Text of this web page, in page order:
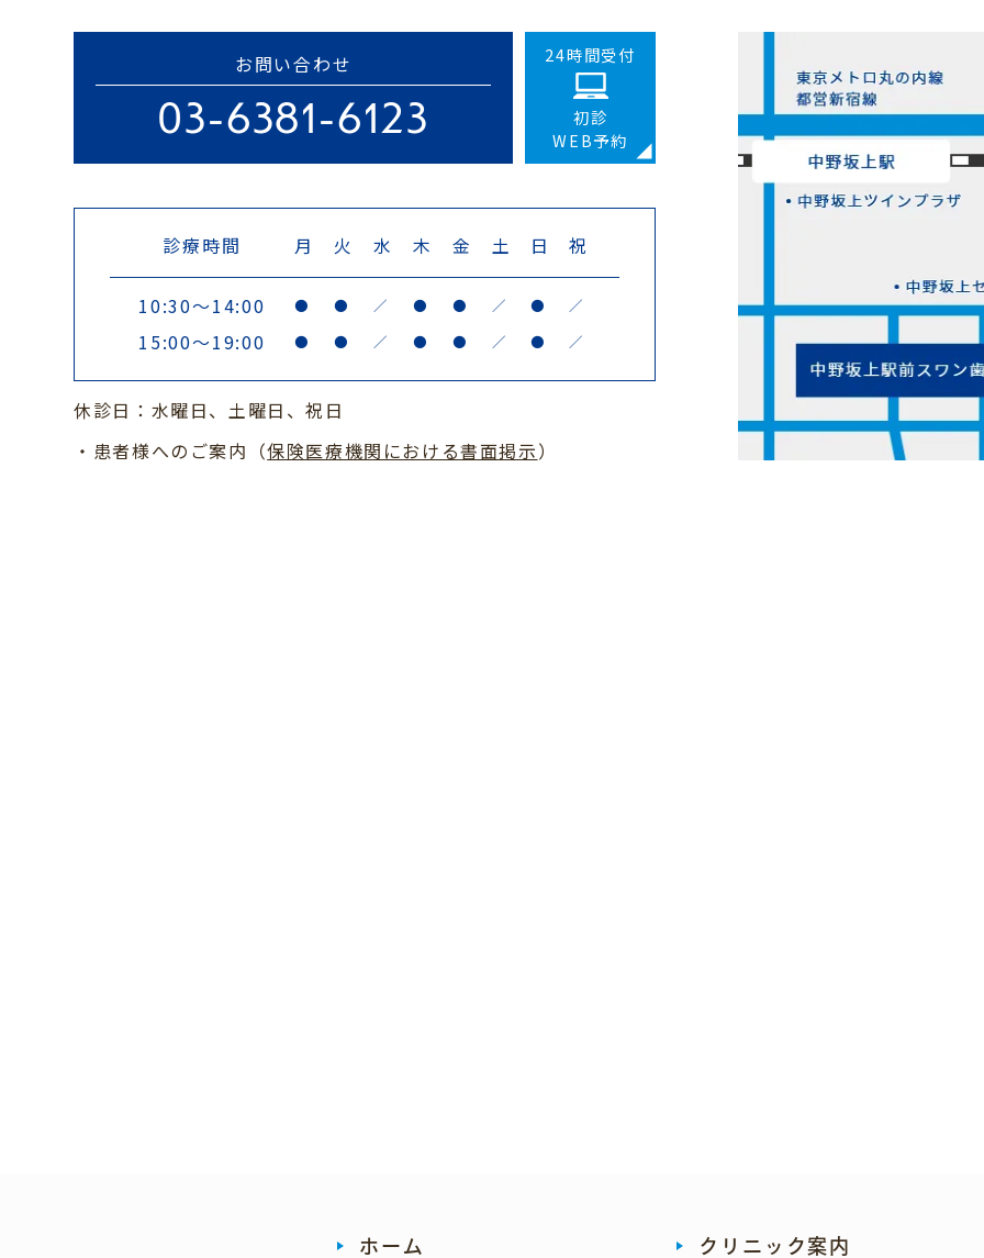
お問い合わせ
03-6381-6123
24時間受付
初診
WEB予約
診療時間 月 火 水 木 金 土 日 祝
10:30～14:00 ● ● ／ ● ● ／ ● ／
15:00～19:00 ● ● ／ ● ● ／ ● ／
休診日：水曜日、土曜日、祝日
・患者様へのご案内（保険医療機関における書面掲示）
ホーム クリニック案内